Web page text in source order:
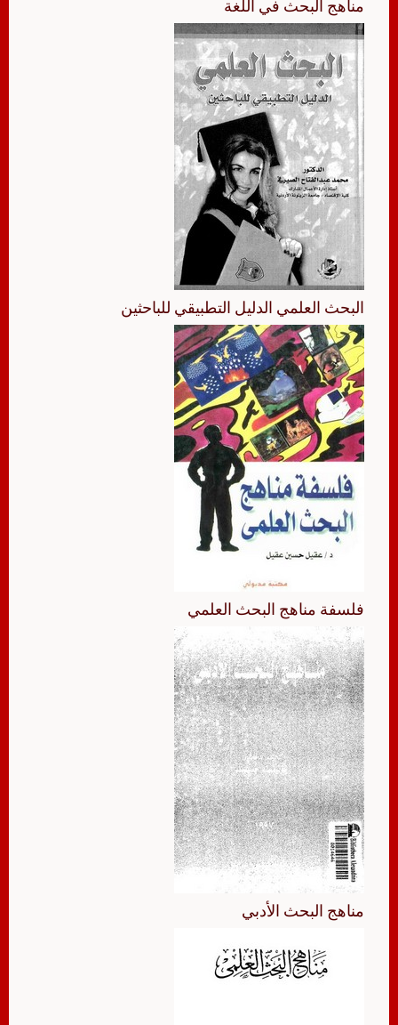
مناهج البحث في اللغة
البحث العلمي الدليل التطبيقي للباحثين
فلسفة مناهج البحث العلمي
مناهج البحث الأدبي